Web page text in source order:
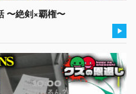
〜絶剣×覇権〜